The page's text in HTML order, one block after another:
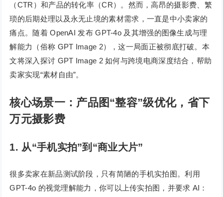
（CTR）和产品的转化率（CR）。然而，高昂的摄影费、繁
琐的后期处理以及永无止境的素材需求，一直是中小卖家的
痛点。随着 OpenAI 发布 GPT-4o 及其增强的图像生成与理
解能力（俗称 GPT Image 2），这一局面正被彻底打破。本
文将深入探讨 GPT Image 2 如何与跨境电商深度结合，帮助
卖家实现“素材自由”。
核心场景一：产品图“整容”级优化，省下
万元摄影费
1. 从“手机实拍”到“商业大片”
很多卖家在新品测试阶段，只有简陋的手机实拍图。利用
GPT-4o 的视觉理解能力，你可以上传实拍图，并要求 AI：